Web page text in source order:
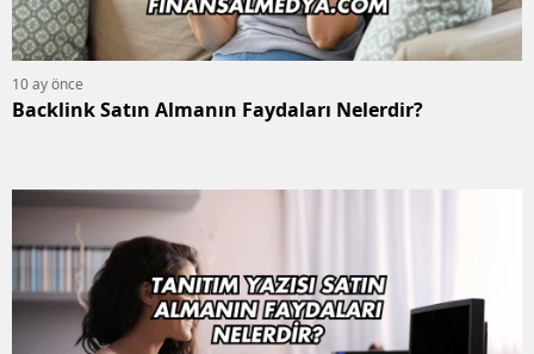
10 ay önce
Backlink Satın Almanın Faydaları Nelerdir?